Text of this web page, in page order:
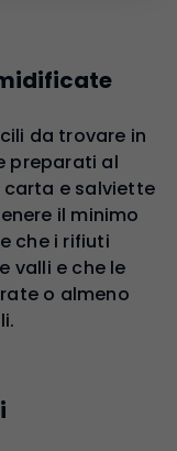
da trovare in
preparati al
carta e salviette
il minimo
che i rifiuti
valli e che le
o almeno